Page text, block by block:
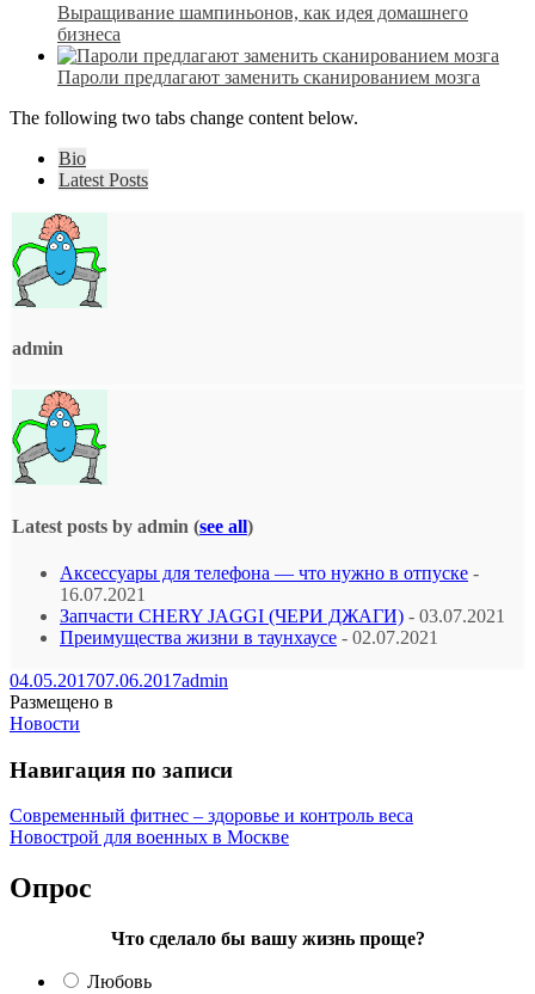
Выращивание шампиньонов, как идея домашнего
бизнеса
Пароли предлагают заменить сканированием мозга
The following two tabs change content below.
Bio
Latest Posts
admin
Latest posts by admin (see all)
Аксессуары для телефона — что нужно в отпуске -
16.07.2021
Запчасти CHERY JAGGI (ЧЕРИ ДЖАГИ) - 03.07.2021
Преимущества жизни в таунхаусе - 02.07.2021
04.05.201707.06.2017admin
Размещено в
Новости
Навигация по записи
Современный фитнес – здоровье и контроль веса
Новострой для военных в Москве
Опрос
Что сделало бы вашу жизнь проще?
Любовь